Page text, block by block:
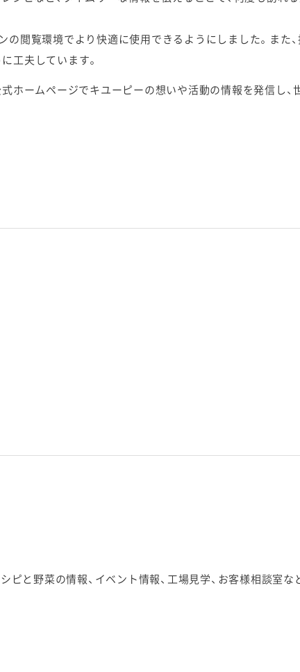
閲覧環境でより快適に使用できるようにしました。また
工夫しています。
ホームページでキユーピーの想いや活動の情報を発信し、
ピと野菜の情報、イベント情報、工場見学、お客様相談室な